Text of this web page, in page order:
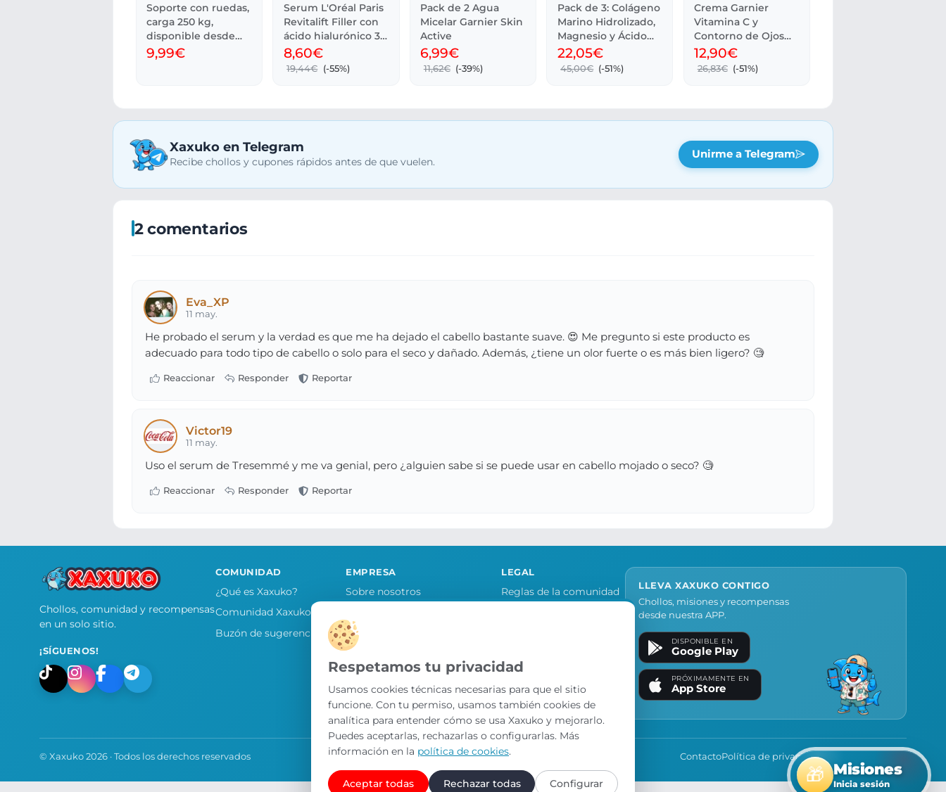
Soporte con ruedas,
carga 250 kg,
disponible desde
día 8.
9,99€
Serum L'Oréal Paris
Revitalift Filler con
ácido hialurónico 30
ml
8,60€
19,44€ (-55%)
Pack de 2 Agua
Micelar Garnier Skin
Active
6,99€
11,62€ (-39%)
Pack de 3: Colágeno
Marino Hidrolizado,
Magnesio y Ácido
Hialurónico
22,05€
45,00€ (-51%)
Crema Garnier
Vitamina C y
Contorno de Ojos
50ml
12,90€
26,83€ (-51%)
Xaxuko en Telegram
Recibe chollos y cupones rápidos antes de que vuelen.
Unirme a Telegram
2 comentarios
Eva_XP
11 may.
He probado el serum y la verdad es que me ha dejado el cabello bastante suave. 😍 Me pregunto si este producto es
adecuado para todo tipo de cabello o solo para el seco y dañado. Además, ¿tiene un olor fuerte o es más bien ligero? 🧐
Victor19
11 may.
Uso el serum de Tresemmé y me va genial, pero ¿alguien sabe si se puede usar en cabello mojado o seco? 🧐
Chollos, comunidad y recompensas
en un solo sitio.
¡SÍGUENOS!
COMUNIDAD
¿Qué es Xaxuko?
Comunidad Xaxuko
Buzón de sugerencias
EMPRESA
Sobre nosotros
Contacto
LEGAL
Reglas de la comunidad
Preferencias de cookies
LLEVA XAXUKO CONTIGO
Chollos, misiones y recompensas
desde nuestra APP.
DISPONIBLE EN
Google Play
PRÓXIMAMENTE EN
App Store
© Xaxuko 2026 · Todos los derechos reservados ContactoPolítica de privacidadPolítica de cookies
🎁 Misiones
Inicia sesión
Respetamos tu privacidad
Usamos cookies técnicas necesarias para que el sitio
funcione. Con tu permiso, usamos también cookies de
analítica para entender cómo se usa Xaxuko y mejorarlo.
Puedes aceptarlas, rechazarlas o configurarlas. Más
información en la política de cookies.
Aceptar todas Rechazar todas Configurar